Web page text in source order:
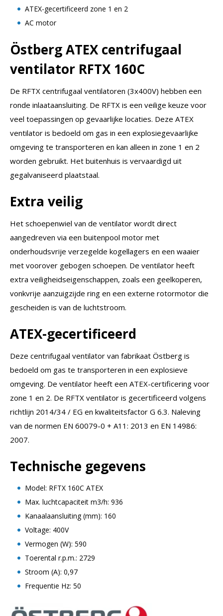
ATEX-gecertificeerd zone 1 en 2
AC motor
Östberg ATEX centrifugaal
ventilator RFTX 160C
De RFTX centrifugaal ventilatoren (3x400V) hebben een
ronde inlaataansluiting. De RFTX is een veilige keuze voor
veel toepassingen op gevaarlijke locaties. Deze ATEX
ventilator is bedoeld om gas in een explosiegevaarlijke
omgeving te transporteren en kan alleen in zone 1 en 2
worden gebruikt. Het buitenhuis is vervaardigd uit
gegalvaniseerd plaatstaal.
Extra veilig
Het schoepenwiel van de ventilator wordt direct
aangedreven via een buitenpool motor met
onderhoudsvrije verzegelde kogellagers en een waaier
met voorover gebogen schoepen. De ventilator heeft
extra veiligheidseigenschappen, zoals een geelkoperen,
vonkvrije aanzuigzijde ring en een externe rotormotor die
gescheiden is van de luchtstroom.
ATEX-gecertificeerd
Deze centrifugaal ventilator van fabrikaat Östberg is
bedoeld om gas te transporteren in een explosieve
omgeving. De ventilator heeft een ATEX-certificering voor
zone 1 en 2. De RFTX ventilator is gecertificeerd volgens
richtlijn 2014/34 / EG en kwaliteitsfactor G 6.3. Naleving
van de normen EN 60079-0 + A11: 2013 en EN 14986:
2007.
Technische gegevens
Model: RFTX 160C ATEX
Max. luchtcapaciteit m3/h: 936
Kanaalaansluiting (mm): 160
Voltage: 400V
Vermogen (W): 590
Toerental r.p.m.: 2729
Stroom (A): 0,97
Frequentie Hz: 50